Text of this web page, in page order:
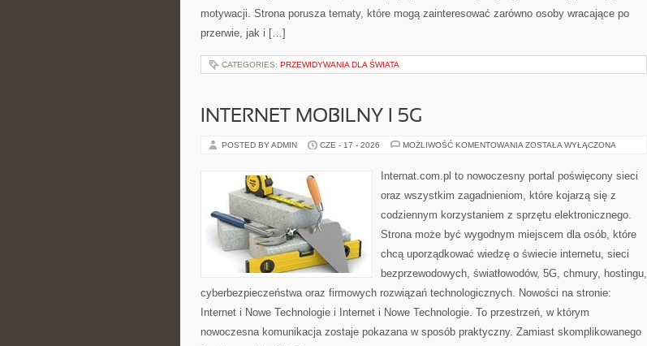
motywacji. Strona porusza tematy, które mogą zainteresować zarówno osoby wracające po
przerwie, jak i […]
CATEGORIES: PRZEWIDYWANIA DLA ŚWIATA
INTERNET MOBILNY I 5G
POSTED BY ADMIN CZE - 17 - 2026 MOŻLIWOŚĆ KOMENTOWANIA INTERNET
ZOSTAŁA WYŁĄCZONA
Internat.com.pl to nowoczesny portal poświęcony sieci
oraz wszystkim zagadnieniom, które kojarzą się z
codziennym korzystaniem z sprzętu elektronicznego.
Strona może być wygodnym miejscem dla osób, które
chcą uporządkować wiedzę o świecie internetu, sieci
bezprzewodowych, światłowodów, 5G, chmury, hostingu,
cyberbezpieczeństwa oraz firmowych rozwiązań technologicznych. Nowości na stronie:
Internet i Nowe Technologie i Internet i Nowe Technologie. To przestrzeń, w którym
nowoczesna komunikacja zostaje pokazana w sposób praktyczny. Zamiast skomplikowanego